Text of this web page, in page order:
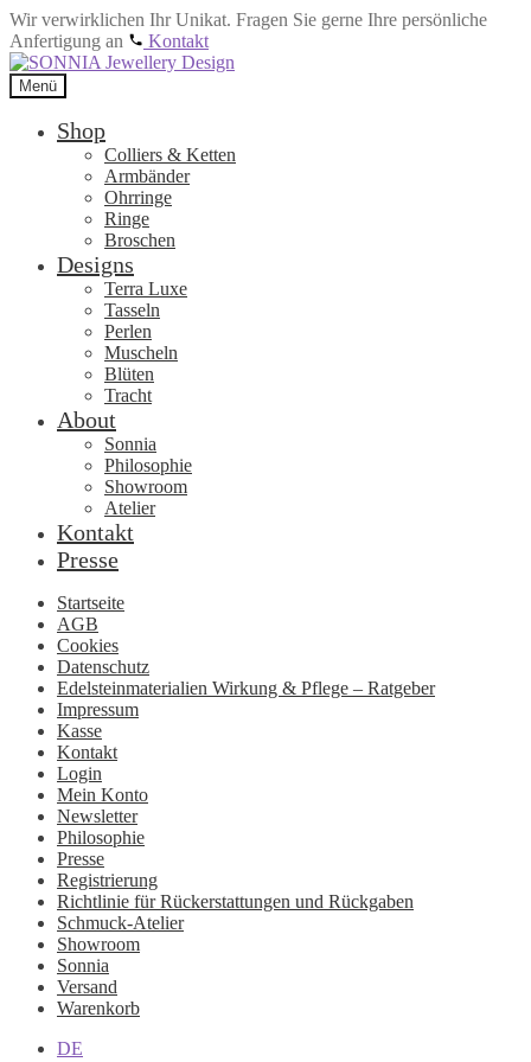
Wir verwirklichen Ihr Unikat. Fragen Sie gerne Ihre persönliche
Anfertigung an
Kontakt
Zur
Navigation
springen
Zum
Inhalt
springen
Menü
Shop
Colliers & Ketten
Armbänder
Ohrringe
Ringe
Broschen
Designs
Terra Luxe
Tasseln
Perlen
Muscheln
Blüten
Tracht
About
Sonnia
Philosophie
Showroom
Atelier
Kontakt
Presse
Startseite
AGB
Cookies
Datenschutz
Edelsteinmaterialien Wirkung & Pflege – Ratgeber
Impressum
Kasse
Kontakt
Login
Mein Konto
Newsletter
Philosophie
Presse
Registrierung
Richtlinie für Rückerstattungen und Rückgaben
Schmuck-Atelier
Showroom
Sonnia
Versand
Warenkorb
DE